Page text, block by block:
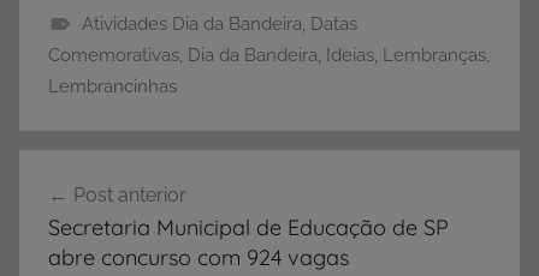
A
t
v
a
Atividades Dia da Bandeira, Datas
Comemorativas, Dia da Bandeira, Ideias, Lembranças,
Lembrancinhas
de
Post
Post anterior
Secretaria Municipal de Educação de SP
abre concurso com 924 vagas